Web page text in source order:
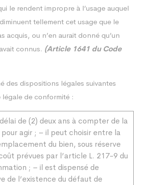
le rendent impropre à l’usage auquel
tellement cet usage que le
acquis, ou n’en aurait donné qu’un
connus. (Article 1641 du Code
des dispositions légales suivantes
légale de conformité :
de (2) deux ans à compter de la
agir ; – il peut choisir entre la
du bien, sous réserve
prévues par l’article L. 217-9 du
; – il est dispensé de
de l’existence du défaut de